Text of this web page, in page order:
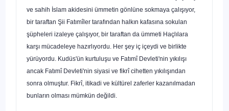
ve sahih İslam akidesini ümmetin gönlüne sokmaya çalışıyor,
bir taraftan Şii Fatımîler tarafından halkın kafasına sokulan
şüpheleri izaleye çalışıyor, bir taraftan da ümme­ti Haçlılara
karşı mücadeleye hazırlıyordu. Her şey iç içeydi ve birlikte
yürüyordu. Kudüs'ün kurtuluşu ve Fatımî Devleti'nin yıkılışı
ancak Fatımî Devleti'nin siyasi ve fikrî cihetten yıkılışından
sonra olmuştur. Fikrî, itikadi ve kültürel zaferler kazanıl­madan
bunların olması mümkün değildi.